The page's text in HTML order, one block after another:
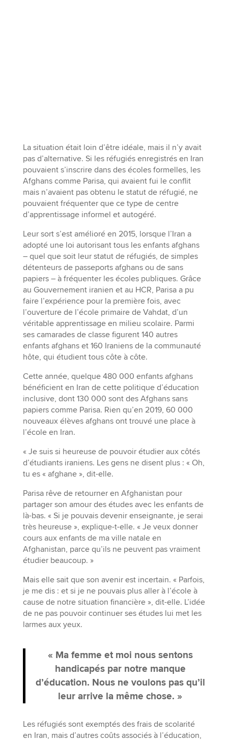
La situation était loin d’être idéale, mais il n’y avait
pas d’alternative. Si les réfugiés enregistrés en Iran
pouvaient s’inscrire dans des écoles formelles, les
Afghans comme Parisa, qui avaient fui le conflit
mais n’avaient pas obtenu le statut de réfugié, ne
pouvaient fréquenter que ce type de centre
d’apprentissage informel et autogéré.
Leur sort s’est amélioré en 2015, lorsque l’Iran a
adopté une loi autorisant tous les enfants afghans
– quel que soit leur statut de réfugiés, de simples
détenteurs de passeports afghans ou de sans
papiers – à fréquenter les écoles publiques. Grâce
au Gouvernement iranien et au HCR, Parisa a pu
faire l’expérience pour la première fois, avec
l’ouverture de l’école primaire de Vahdat, d’un
véritable apprentissage en milieu scolaire. Parmi
ses camarades de classe figurent 140 autres
enfants afghans et 160 Iraniens de la communauté
hôte, qui étudient tous côte à côte.
Cette année, quelque 480 000 enfants afghans
bénéficient en Iran de cette politique d’éducation
inclusive, dont 130 000 sont des Afghans sans
papiers comme Parisa. Rien qu’en 2019, 60 000
nouveaux élèves afghans ont trouvé une place à
l’école en Iran.
« Je suis si heureuse de pouvoir étudier aux côtés
d’étudiants iraniens. Les gens ne disent plus : « Oh,
tu es « afghane », dit-elle.
Parisa rêve de retourner en Afghanistan pour
partager son amour des études avec les enfants de
là-bas. « Si je pouvais devenir enseignante, je serai
très heureuse », explique-t-elle. « Je veux donner
cours aux enfants de ma ville natale en
Afghanistan, parce qu’ils ne peuvent pas vraiment
étudier beaucoup. »
Mais elle sait que son avenir est incertain. « Parfois,
je me dis : et si je ne pouvais plus aller à l’école à
cause de notre situation financière », dit-elle. L’idée
de ne pas pouvoir continuer ses études lui met les
larmes aux yeux.
« Ma femme et moi nous sentons
handicapés par notre manque
d’éducation. Nous ne voulons pas qu’il
leur arrive la même chose. »
Les réfugiés sont exemptés des frais de scolarité
en Iran, mais d’autres coûts associés à l’éducation,